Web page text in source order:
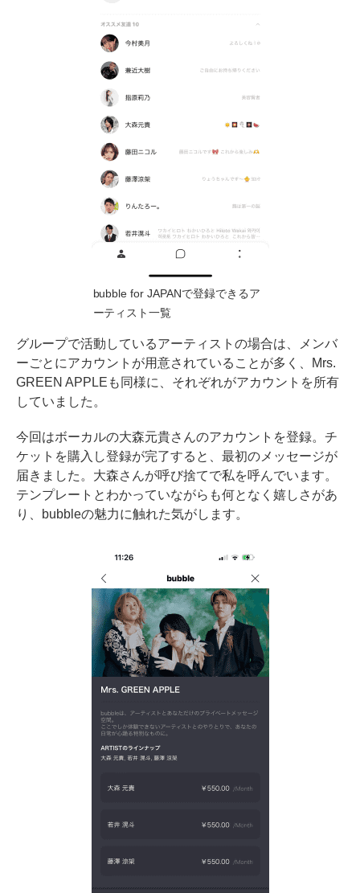
bubble for JAPANで登録できるア
ーティスト一覧
グループで活動しているアーティストの場合は、メンバ
ーごとにアカウントが用意されていることが多く、Mrs.
GREEN APPLEも同様に、それぞれがアカウントを所有
していました。
今回はボーカルの大森元貴さんのアカウントを登録。チ
ケットを購入し登録が完了すると、最初のメッセージが
届きました。大森さんが呼び捨てで私を呼んでいます。
テンプレートとわかっていながらも何となく嬉しさがあ
り、bubbleの魅力に触れた気がします。